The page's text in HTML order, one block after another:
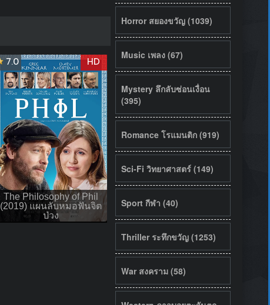
The Philosophy of Phil
(2019) แผนลับหมอฟันจิต
ป่วง
7.0 HD
Horror สยองขวัญ (1039)
Music เพลง (67)
Mystery ลึกลับซ่อนเงื่อน
(395)
Romance โรแมนติก (919)
Sci-Fi วิทยาศาสตร์ (149)
Sport กีฬา (40)
Thriller ระทึกขวัญ (1253)
War สงคราม (58)